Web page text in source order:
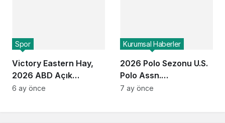
Victory Eastern Hay,
2026 ABD Açık
Kadınlar Polo
Spor
6 ay önce
2026 Polo Sezonu U.S.
Polo Assn.
Sponsorluğunda
Kurumsal Haberler
7 ay önce